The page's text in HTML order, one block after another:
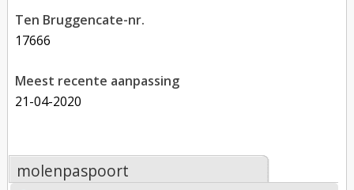
Ten Bruggencate-nr.
17666
Meest recente aanpassing
21-04-2020
molenpaspoort